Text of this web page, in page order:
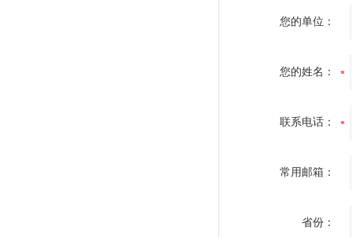
您的单位：
您的姓名：
联系电话：
常用邮箱：
省份：